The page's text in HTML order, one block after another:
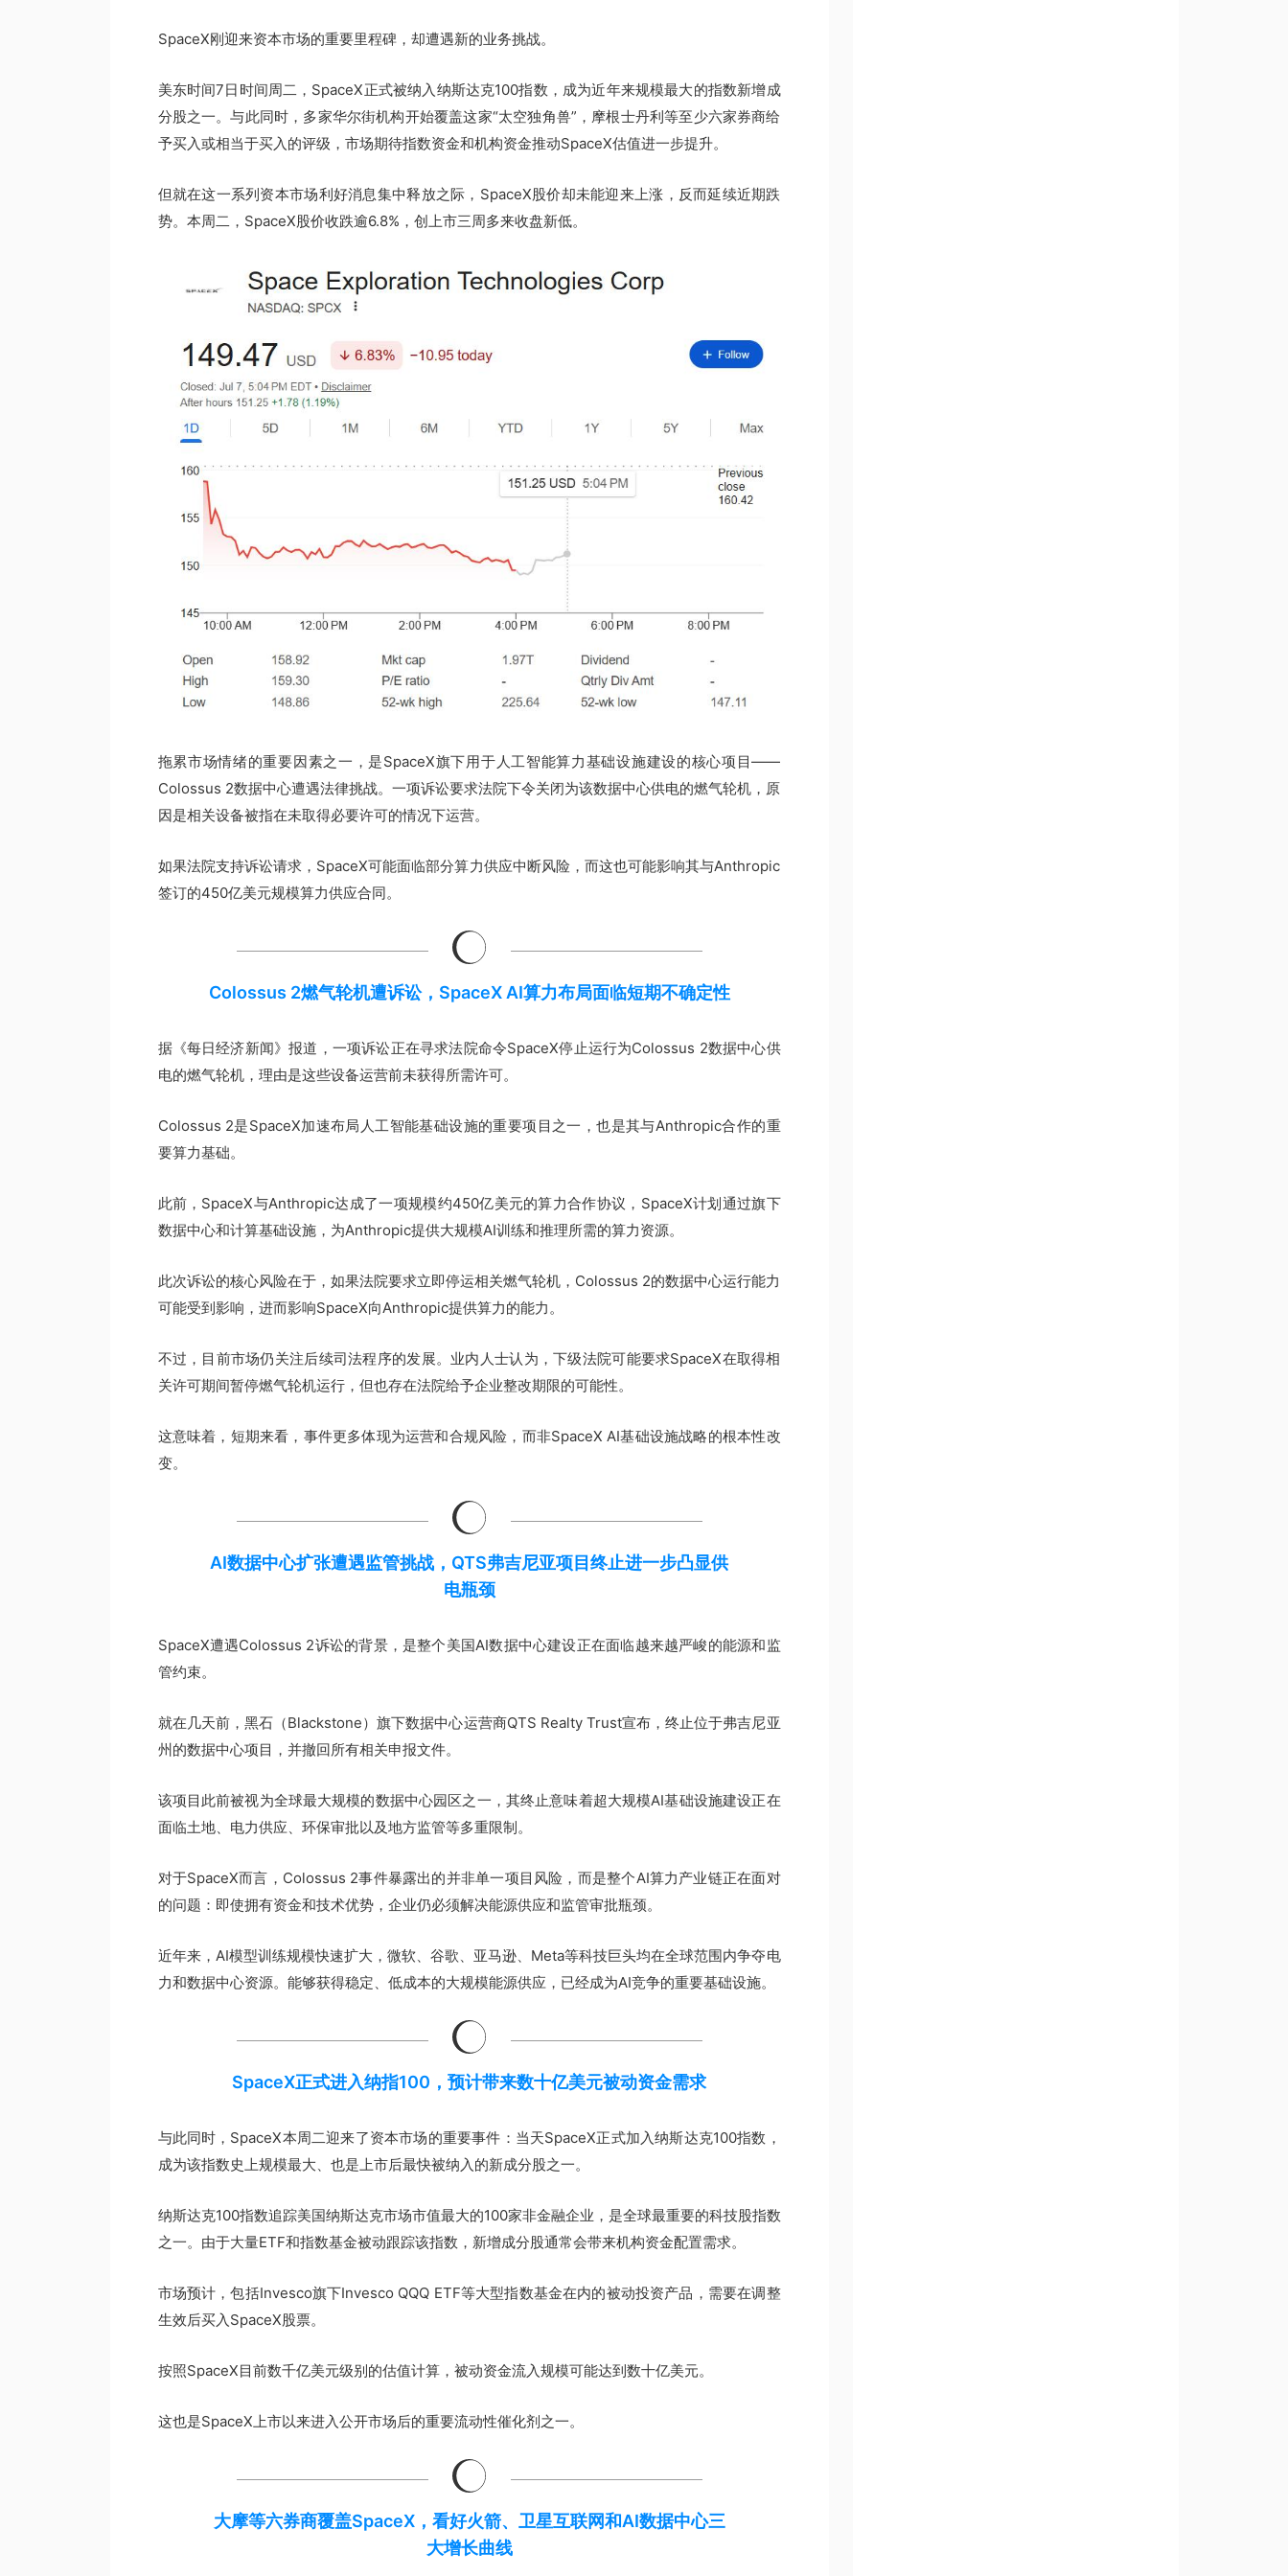
SpaceX刚迎来资本市场的重要里程碑，却遭遇新的业务挑战。
美东时间7日时间周二，SpaceX正式被纳入纳斯达克100指数，成为近年来规模最大的指数新增成
分股之一。与此同时，多家华尔街机构开始覆盖这家“太空独角兽”，摩根士丹利等至少六家券商给
予买入或相当于买入的评级，市场期待指数资金和机构资金推动SpaceX估值进一步提升。
但就在这一系列资本市场利好消息集中释放之际，SpaceX股价却未能迎来上涨，反而延续近期跌
势。本周二，SpaceX股价收跌逾6.8%，创上市三周多来收盘新低。
拖累市场情绪的重要因素之一，是SpaceX旗下用于人工智能算力基础设施建设的核心项目——
Colossus 2数据中心遭遇法律挑战。一项诉讼要求法院下令关闭为该数据中心供电的燃气轮机，原
因是相关设备被指在未取得必要许可的情况下运营。
如果法院支持诉讼请求，SpaceX可能面临部分算力供应中断风险，而这也可能影响其与Anthropic
签订的450亿美元规模算力供应合同。
Colossus 2燃气轮机遭诉讼，SpaceX AI算力布局面临短期不确定性
据《每日经济新闻》报道，一项诉讼正在寻求法院命令SpaceX停止运行为Colossus 2数据中心供
电的燃气轮机，理由是这些设备运营前未获得所需许可。
Colossus 2是SpaceX加速布局人工智能基础设施的重要项目之一，也是其与Anthropic合作的重
要算力基础。
此前，SpaceX与Anthropic达成了一项规模约450亿美元的算力合作协议，SpaceX计划通过旗下
数据中心和计算基础设施，为Anthropic提供大规模AI训练和推理所需的算力资源。
此次诉讼的核心风险在于，如果法院要求立即停运相关燃气轮机，Colossus 2的数据中心运行能力
可能受到影响，进而影响SpaceX向Anthropic提供算力的能力。
不过，目前市场仍关注后续司法程序的发展。业内人士认为，下级法院可能要求SpaceX在取得相
关许可期间暂停燃气轮机运行，但也存在法院给予企业整改期限的可能性。
这意味着，短期来看，事件更多体现为运营和合规风险，而非SpaceX AI基础设施战略的根本性改
变。
AI数据中心扩张遭遇监管挑战，QTS弗吉尼亚项目终止进一步凸显供
电瓶颈
SpaceX遭遇Colossus 2诉讼的背景，是整个美国AI数据中心建设正在面临越来越严峻的能源和监
管约束。
就在几天前，黑石（Blackstone）旗下数据中心运营商QTS Realty Trust宣布，终止位于弗吉尼亚
州的数据中心项目，并撤回所有相关申报文件。
该项目此前被视为全球最大规模的数据中心园区之一，其终止意味着超大规模AI基础设施建设正在
面临土地、电力供应、环保审批以及地方监管等多重限制。
对于SpaceX而言，Colossus 2事件暴露出的并非单一项目风险，而是整个AI算力产业链正在面对
的问题：即使拥有资金和技术优势，企业仍必须解决能源供应和监管审批瓶颈。
近年来，AI模型训练规模快速扩大，微软、谷歌、亚马逊、Meta等科技巨头均在全球范围内争夺电
力和数据中心资源。能够获得稳定、低成本的大规模能源供应，已经成为AI竞争的重要基础设施。
SpaceX正式进入纳指100，预计带来数十亿美元被动资金需求
与此同时，SpaceX本周二迎来了资本市场的重要事件：当天SpaceX正式加入纳斯达克100指数，
成为该指数史上规模最大、也是上市后最快被纳入的新成分股之一。
纳斯达克100指数追踪美国纳斯达克市场市值最大的100家非金融企业，是全球最重要的科技股指数
之一。由于大量ETF和指数基金被动跟踪该指数，新增成分股通常会带来机构资金配置需求。
市场预计，包括Invesco旗下Invesco QQQ ETF等大型指数基金在内的被动投资产品，需要在调整
生效后买入SpaceX股票。
按照SpaceX目前数千亿美元级别的估值计算，被动资金流入规模可能达到数十亿美元。
这也是SpaceX上市以来进入公开市场后的重要流动性催化剂之一。
大摩等六券商覆盖SpaceX，看好火箭、卫星互联网和AI数据中心三
大增长曲线